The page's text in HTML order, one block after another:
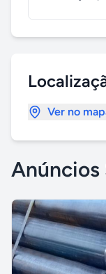
Ver no
Anúncios